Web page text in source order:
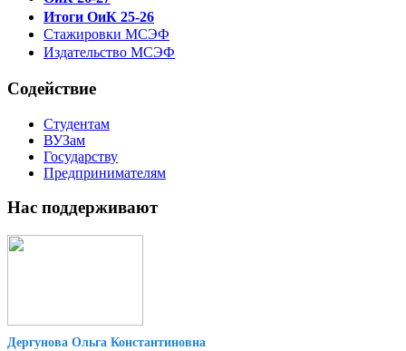
Итоги ОиК 25-26
Стажировки МСЭФ
Издательство МСЭФ
Содействие
Студентам
ВУЗам
Государству
Предпринимателям
Нас поддерживают
Дергунова Ольга Константиновна